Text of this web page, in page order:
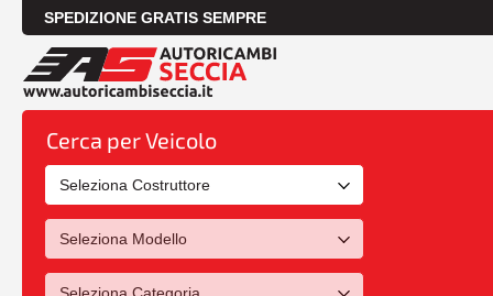
SPEDIZIONE GRATIS SEMPRE
Cerca per Veicolo